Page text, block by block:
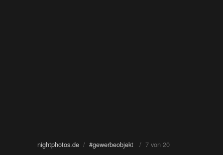
nightphotos.de / #gewerbeobjekt / 7 von 20